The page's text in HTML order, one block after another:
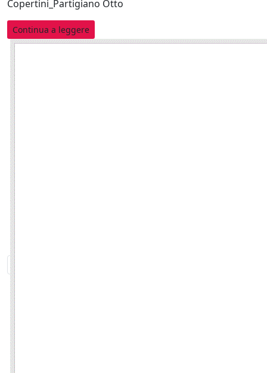
Copertini_Partigiano Otto
Continua a leggere